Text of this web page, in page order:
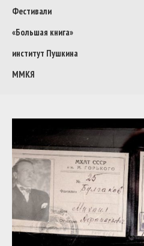
Фестивали
«Большая книга»
институт Пушкина
ММКЯ